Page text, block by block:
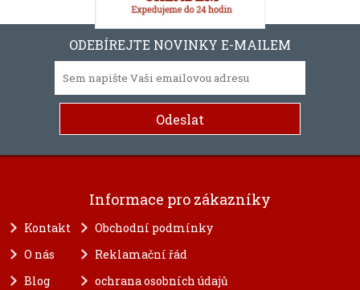
ODEBÍREJTE NOVINKY E-MAILEM
Informace pro zákazníky
Kontakt
O nás
Blog
Obchodní podmínky
Reklamační řád
ochrana osobních údajů